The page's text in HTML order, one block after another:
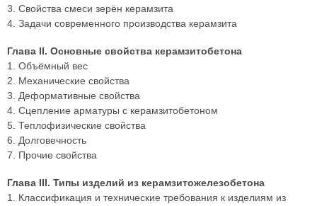
3. Свойства смеси зерён керамзита
4. Задачи современного производства керамзита
Глава II. Основные свойства керамзитобетона
1. Объёмный вес
2. Механические свойства
3. Деформативные свойства
4. Сцепление арматуры с керамзитобетоном
5. Теплофизические свойства
6. Долговечность
7. Прочие свойства
Глава III. Типы изделий из керамзитожелезобетона
1. Классификация и технические требования к изделиям из